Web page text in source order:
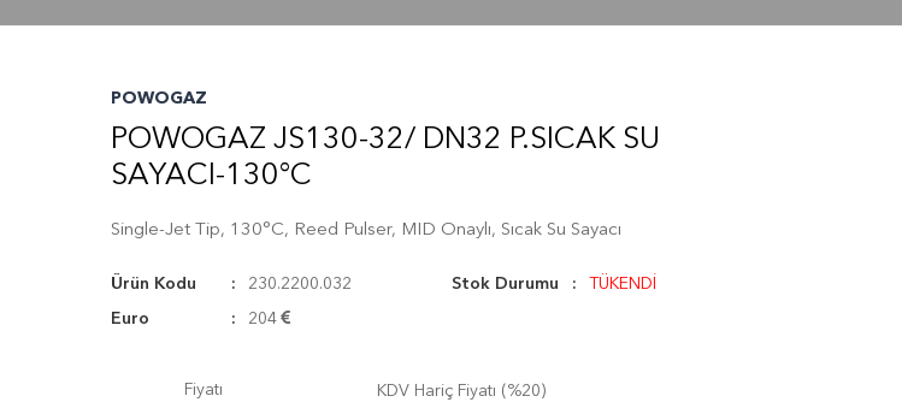
POWOGAZ
POWOGAZ JS130-32/ DN32 P.SICAK SU
SAYACI-130°C
Single-Jet Tip, 130°C, Reed Pulser, MID Onaylı, Sıcak Su Sayacı
Ürün Kodu 230.2200.032 Stok Durumu TÜKENDİ
Euro 204
Fiyatı KDV Hariç Fiyatı (%20)